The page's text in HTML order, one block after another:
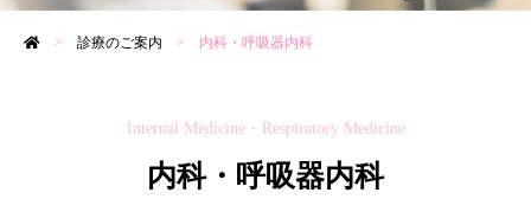
> 診療のご案内 > 内科・呼吸器内科
Internal Medicine・Respiratory Medicine
内科・呼吸器内科